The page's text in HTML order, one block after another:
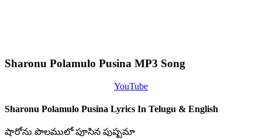
Sharonu Polamulo Pusina MP3 Song
YouTube
Sharonu Polamulo Pusina Lyrics In Telugu & English
షారోను పొలములో పూసిన పుష్పమా